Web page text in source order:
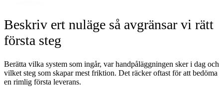
Beskriv ert nuläge så avgränsar vi rätt
första steg
Berätta vilka system som ingår, var handpåläggningen sker i dag och
vilket steg som skapar mest friktion. Det räcker oftast för att bedöma
en rimlig första leverans.